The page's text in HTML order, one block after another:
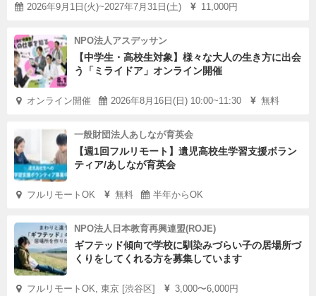
2026年9月1日(火)~2027年7月31日(土)
11,000円
NPO法人アスデッサン
【中学生・高校生対象】様々な大人の生き方に出会
う「ミライドア」オンライン開催
オンライン開催 2026年8月16日(日) 10:00~11:30 無料
一般財団法人あしなが育英会
【週1回フルリモート】遺児高校生学習支援ボラン
ティア/あしなが育英会
フルリモートOK 無料 半年からOK
NPO法人日本教育再興連盟(ROJE)
ギフテッド傾向で学校に馴染みづらい子の居場所づ
くりをしてくれる方を募集しています
フルリモートOK, 東京 [渋谷区]
3,000〜6,000円